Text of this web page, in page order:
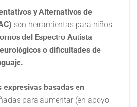
y Alternativos de
son herramientas para niños
del Espectro Autista
o dificultades de
expresivas basadas en
para aumentar (en apoyo